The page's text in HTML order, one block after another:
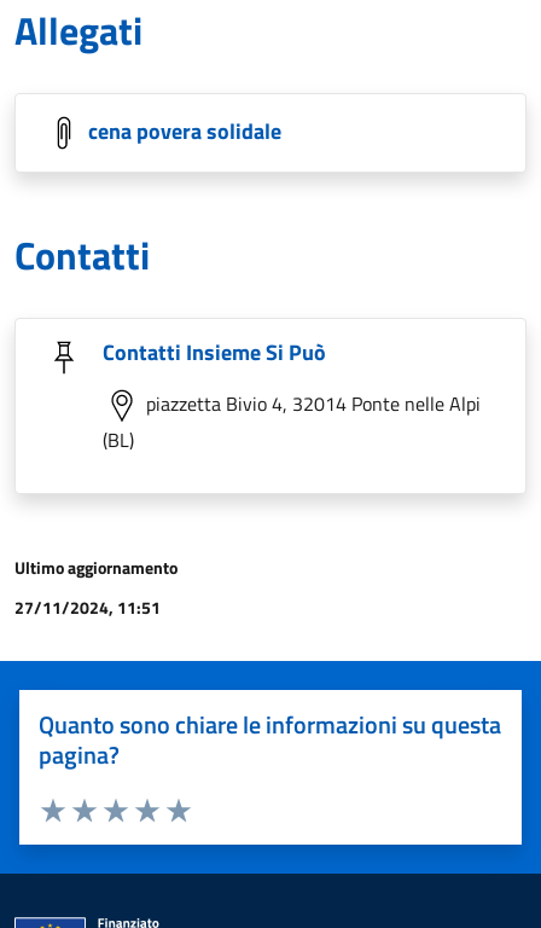
Allegati
cena povera solidale
Contatti
Contatti Insieme Si Può
piazzetta Bivio 4, 32014 Ponte nelle Alpi
(BL)
Ultimo aggiornamento
27/11/2024, 11:51
Quanto sono chiare le informazioni su questa
pagina?
Valuta 5 stelle su 5
Valuta 4 stelle su 5
Valuta 3 stelle su 5
Valuta 2 stelle su 5
Valuta 1 stelle su 5